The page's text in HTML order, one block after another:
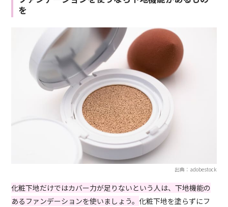
を
出典：adobestock
化粧下地だけではカバー力が足りないという人は、下地機能の
あるファンデーションを使いましょう。化粧下地を塗らずにフ